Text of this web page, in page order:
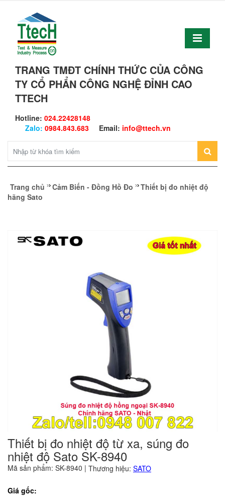
TRANG TMĐT CHÍNH THỨC CỦA CÔNG
TY CỔ PHẨN CÔNG NGHỆ ĐỈNH CAO
TTECH
Hotline: 024.22428148
Zalo: 0984.843.683 Email: info@ttech.vn
Trang chủ Cảm Biến - Đồng Hồ Đo
Thiết bị đo nhiệt độ
hãng Sato
Thiết bị đo nhiệt độ từ xa, súng đo
nhiệt độ Sato SK-8940
Mã sản phẩm: SK-8940 | Thương hiệu: SATO
Giá gốc: